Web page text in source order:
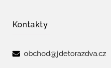
Kontakty
obchod@jdetorazdva.cz